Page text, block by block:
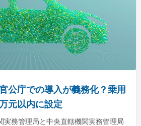
公庁での導入が義務化？乗用
元以内に設定
実務管理局と中央直轄機関実務管理局